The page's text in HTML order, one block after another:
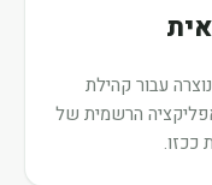
עבור קהילת
הרשמית של
ככזו.